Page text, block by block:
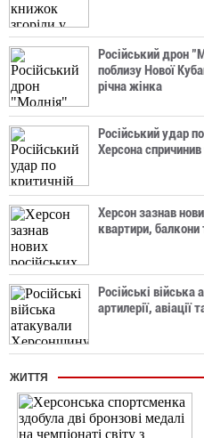
Російський дрон
поблизу Нової
річна жінка
Російський удар
Херсона
Херсон зазнав
квартири, балкони
Російські
артилерії, авіації
ЖИТТЯ